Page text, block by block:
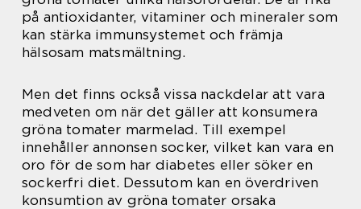
på antioxidanter, vitaminer och mineraler som
kan stärka immunsystemet och främja
hälsosam matsmältning.
Men det finns också vissa nackdelar att vara
medveten om när det gäller att konsumera
gröna tomater marmelad. Till exempel
innehåller annonsen socker, vilket kan vara en
oro för de som har diabetes eller söker en
sockerfri diet. Dessutom kan en överdriven
konsumtion av gröna tomater orsaka